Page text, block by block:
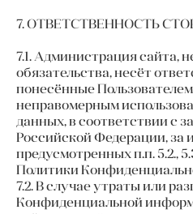
7. ОТВЕТСТВЕННОСТЬ
7.1. Администрация сайта,
обязательства, несёт
понесённые Пользователем
неправомерным
данных, в соответствии с
Российской Федерации, за
предусмотренных п.п. 5.2.,
Политики
7.2. В случае утраты или
Конфиденциальной